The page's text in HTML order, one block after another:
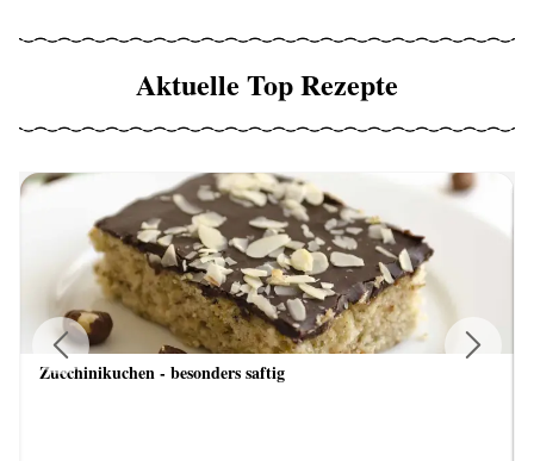
Aktuelle Top Rezepte
Zucchinikuchen - besonders saftig
Previous